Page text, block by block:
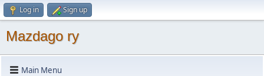
Log in Sign up
Mazdago ry
Main Menu